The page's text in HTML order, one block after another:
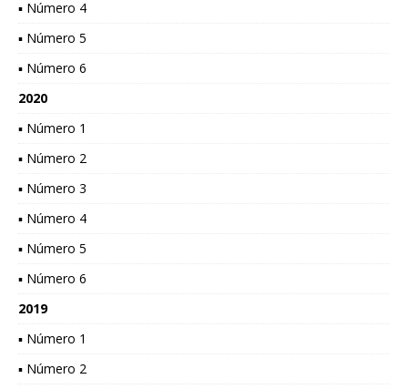
▪ Número 4
▪ Número 5
▪ Número 6
2020
▪ Número 1
▪ Número 2
▪ Número 3
▪ Número 4
▪ Número 5
▪ Número 6
2019
▪ Número 1
▪ Número 2